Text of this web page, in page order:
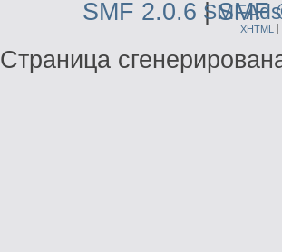
SMF 2.0.6 |SMF
SMFAds
XHTML
Страница